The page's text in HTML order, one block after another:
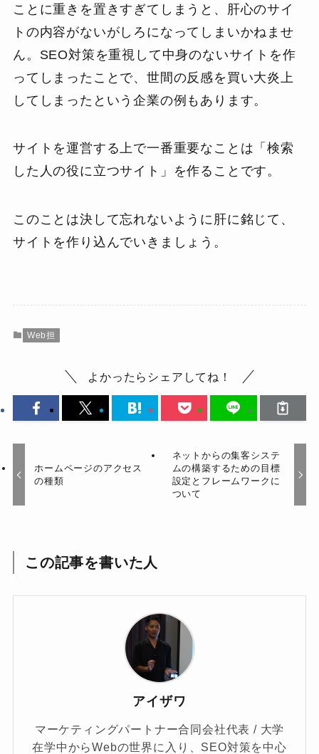
ことに重きを置きすぎてしまうと、肝心のサイ
トの内容がないがしろになってしまいかねませ
ん。SEO対策を重視して中身のないサイトを作
ってしまったことで、世間の反感を買い大炎上
してしまったという企業の例もあります。
サイトを運営する上で一番重要なことは「検索
した人の役に立つサイト」を作ることです。
このことは決して忘れないように肝に銘じて、
サイトを作り込んでいきましょう。
Web担
よかったらシェアしてね！
ホームページのアクセス
の種類
ネットからの集客システ
ムの構築するための目標
設定とフレームワークに
ついて
この記事を書いた人
アイザワ
マーケティングパートナー合同会社代表 / 大学
在学中からWebの世界に入り、SEO対策を中心